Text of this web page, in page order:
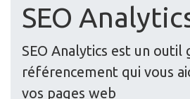
SEO
SEO Analytics est un outil
référencement qui vous
vos pages web